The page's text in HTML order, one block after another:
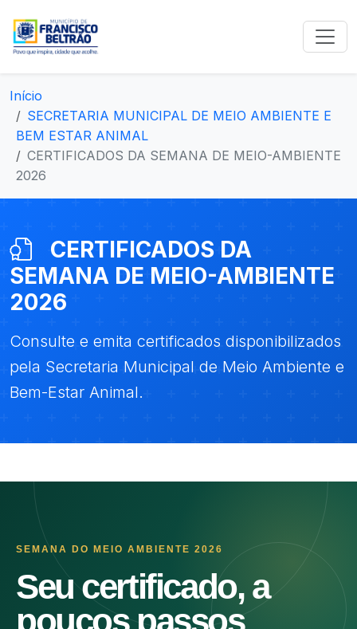
Início
SECRETARIA MUNICIPAL DE MEIO AMBIENTE E
BEM ESTAR ANIMAL
CERTIFICADOS DA SEMANA DE MEIO-AMBIENTE
2026
CERTIFICADOS DA
SEMANA DE MEIO-AMBIENTE
2026
Consulte e emita certificados disponibilizados
pela Secretaria Municipal de Meio Ambiente e
Bem-Estar Animal.